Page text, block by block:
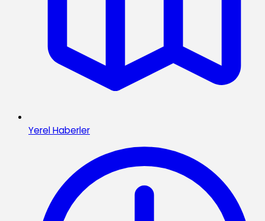
Yerel Haberler